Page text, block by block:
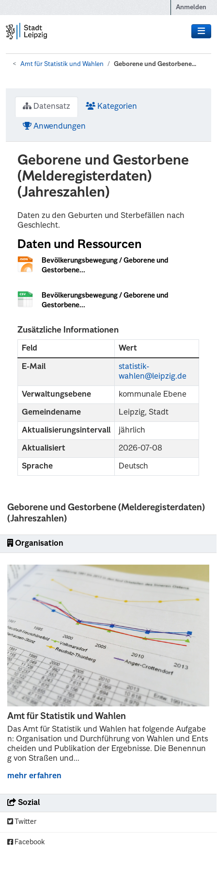
Anmelden
Amt für Statistik und Wahlen Geborene und Gestorbene...
Geborene und Gestorbene (Melderegisterdaten)
(Jahreszahlen)
Organisation
Amt für Statistik und Wahlen
Das Amt für Statistik und Wahlen hat folgende Aufgabe
n: Organisation und Durchführung von Wahlen und Ents
cheiden und Publikation der Ergebnisse. Die Benennun
g von Straßen und...
mehr erfahren
Sozial
Twitter
Facebook
Datensatz Kategorien
Anwendungen
Geborene und Gestorbene
(Melderegisterdaten)
(Jahreszahlen)
Daten zu den Geburten und Sterbefällen nach
Geschlecht.
Daten und Ressourcen
Bevölkerungsbewegung / Geborene und
Gestorbene...
Bevölkerungsbewegung / Geborene und
Gestorbene...
Zusätzliche Informationen
Feld Wert
E-Mail
statistik-
wahlen@leipzig.de
Verwaltungsebene kommunale Ebene
Gemeindename Leipzig, Stadt
Aktualisierungsintervall jährlich
Aktualisiert 2026-07-08
Sprache Deutsch